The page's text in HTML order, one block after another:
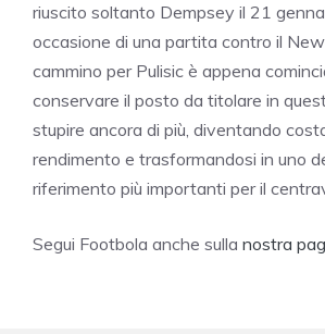
riuscito soltanto Dempsey il 21
occasione di una partita contro il
cammino per Pulisic è appena
conservare il posto da titolare in
stupire ancora di più, diventando
rendimento e trasformandosi in uno
riferimento più importanti per il
Segui Footbola anche sulla nostra